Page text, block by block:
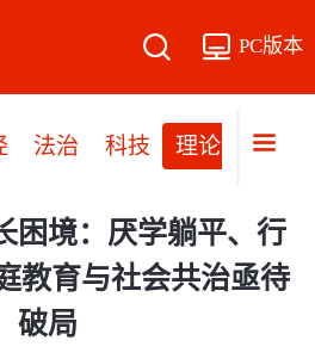
PC版本
法治 科技 理论 党建
困境：厌学躺平、行
教育与社会共治亟待
破局